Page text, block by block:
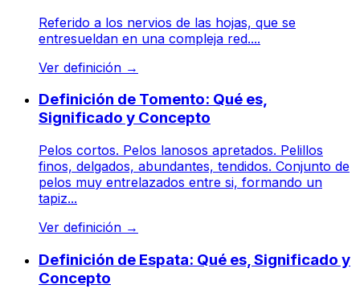
Referido a los nervios de las hojas, que se
entresueldan en una compleja red....
Ver definición →
Definición de Tomento: Qué es,
Significado y Concepto
Pelos cortos. Pelos lanosos apretados. Pelillos
finos, delgados, abundantes, tendidos. Conjunto de
pelos muy entrelazados entre si, formando un
tapiz...
Ver definición →
Definición de Espata: Qué es, Significado y
Concepto